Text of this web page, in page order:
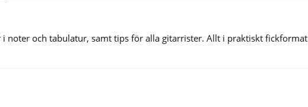
noter och tabulatur, samt tips för alla gitarrister. Allt i praktiskt